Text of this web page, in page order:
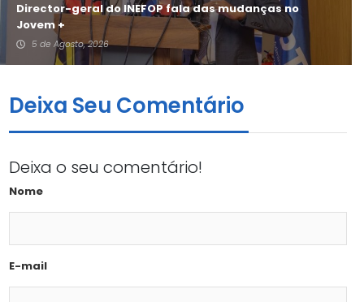
Director-geral do INEFOP fala das mudanças no
Jovem +
5 de Agosto, 2026
Deixa Seu Comentário
Deixa o seu comentário!
Nome
E-mail